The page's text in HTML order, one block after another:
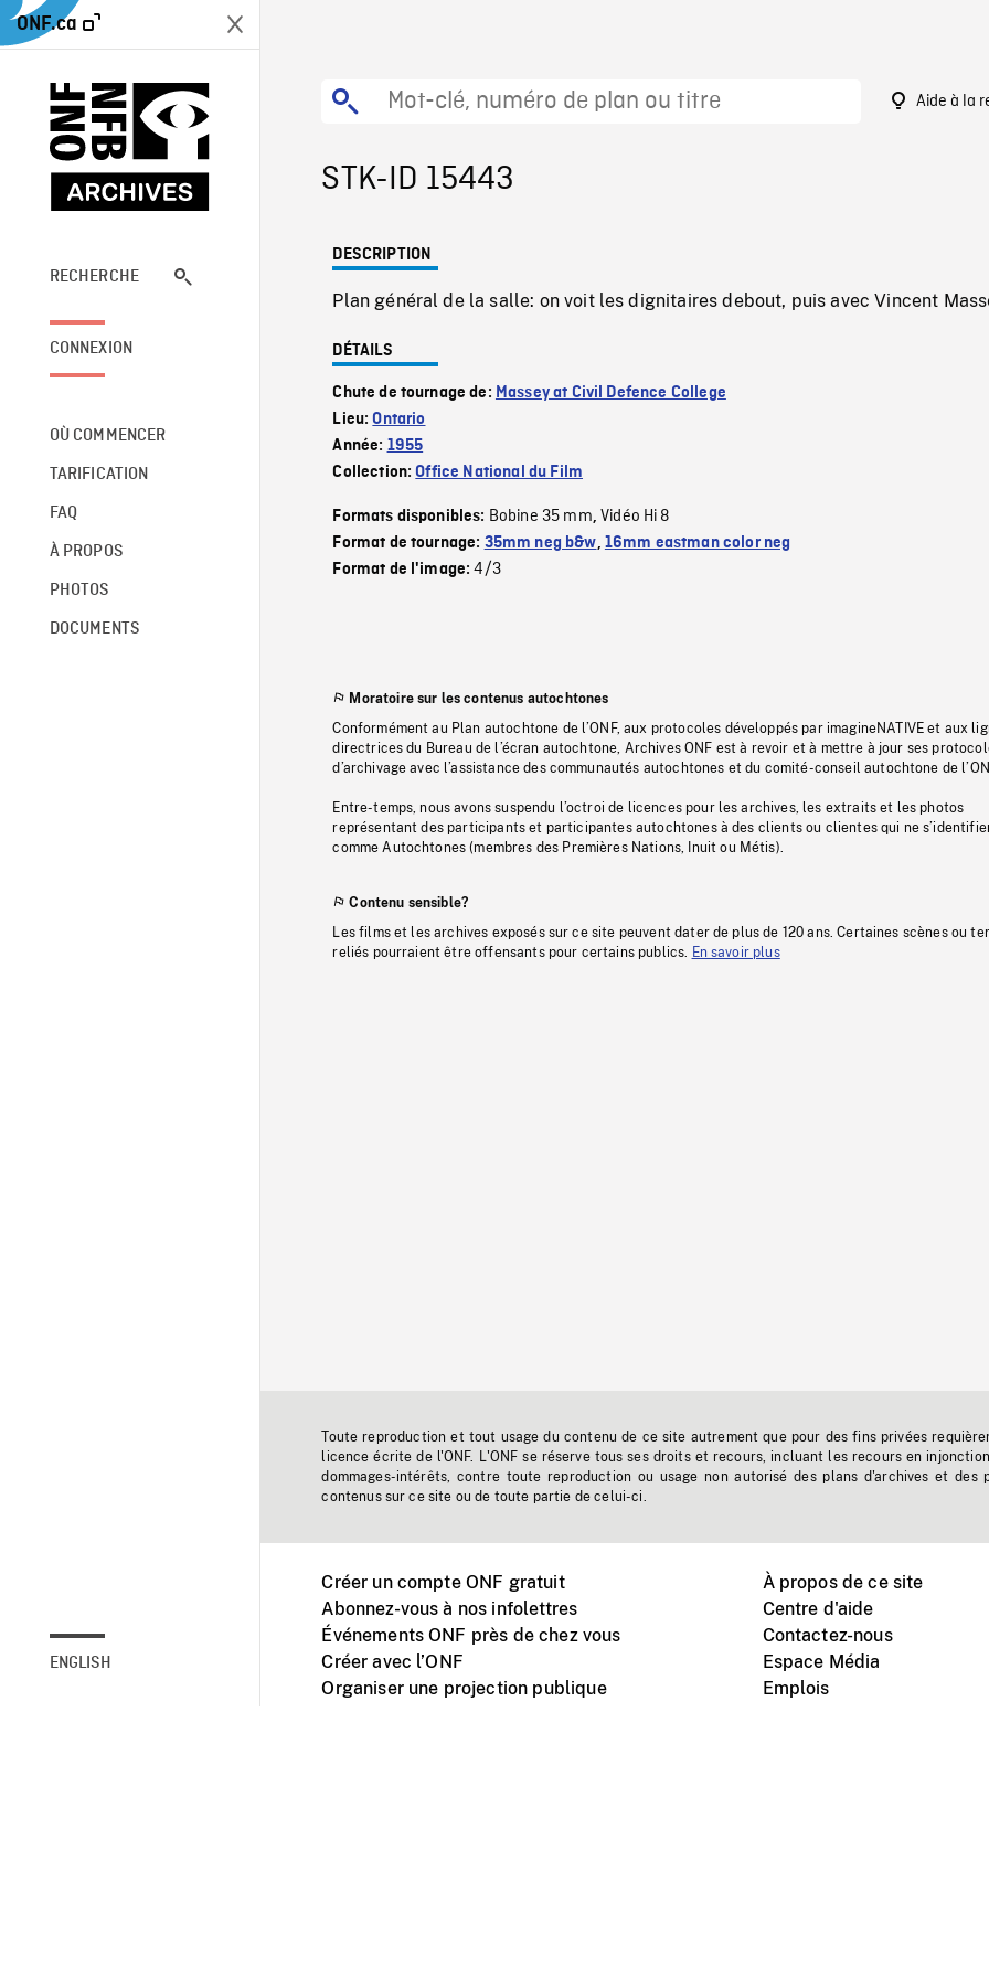
ONF.ca
RECHERCHE
CONNEXION
OÙ COMMENCER
TARIFICATION
FAQ
À PROPOS
PHOTOS
DOCUMENTS
ENGLISH
Aide à la
STK-ID 15443
DESCRIPTION
Plan général de la salle: on voit les dignitaires debout, puis avec Vincent
DÉTAILS
Chute de tournage de: Massey at Civil Defence College
Lieu:Ontario
Année: 1955
Collection:Office National du Film
Formats disponibles: Bobine 35 mm,Vidéo Hi 8
Format de tournage: 35mm neg b&w, 16mm eastman color neg
Format de l'image:4/3
Moratoire sur les contenus autochtones
Conformément au Plan autochtone de l’ONF, aux protocoles développés par imagineNATIVE et aux
directrices du Bureau de l’écran autochtone, Archives ONF est à revoir et à mettre à jour ses
d’archivage avec l’assistance des communautés autochtones et du comité-conseil autochtone de
Entre-temps, nous avons suspendu l’octroi de licences pour les archives, les extraits et les photos
représentant des participants et participantes autochtones à des clients ou clientes qui ne
comme Autochtones (membres des Premières Nations, Inuit ou Métis).
Contenu sensible?
Les films et les archives exposés sur ce site peuvent dater de plus de 120 ans. Certaines scènes ou
reliés pourraient être offensants pour certains publics. En savoir plus
Toute reproduction et tout usage du contenu de ce site autrement que pour des fins privées
licence écrite de l'ONF. L'ONF se réserve tous ses droits et recours, incluant les recours en
dommages-intérêts, contre toute reproduction ou usage non autorisé des plans d'archives et des
contenus sur ce site ou de toute partie de celui-ci.
Créer un compte ONF gratuit
Abonnez-vous à nos infolettres
Événements ONF près de chez vous
Créer avec l’ONF
Organiser une projection publique
À propos de ce site
Centre d'aide
Contactez-nous
Espace Média
Emplois